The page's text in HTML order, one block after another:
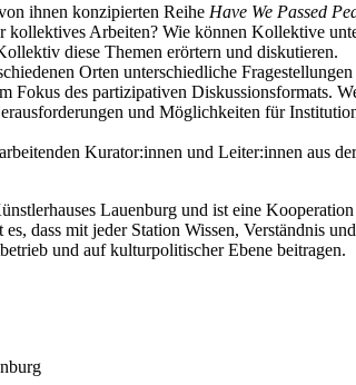
ihnen konzipierten Reihe Have We Passed
Arbeiten? Wie können Kollektive
diese Themen erörtern und diskutieren.
Orten unterschiedliche
des partizipativen Diskussionsformats.
und Möglichkeiten für
Kurator:innen und Leiter:innen aus
Lauenburg und ist eine
dass mit jeder Station Wissen, Verständnis
und auf kulturpolitischer Ebene beitragen.